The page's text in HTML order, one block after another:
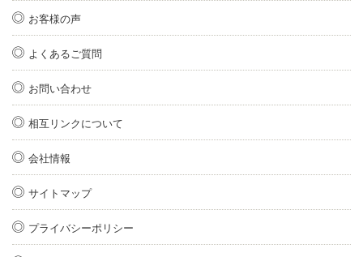
お客様の声
よくあるご質問
お問い合わせ
相互リンクについて
会社情報
サイトマップ
プライバシーポリシー